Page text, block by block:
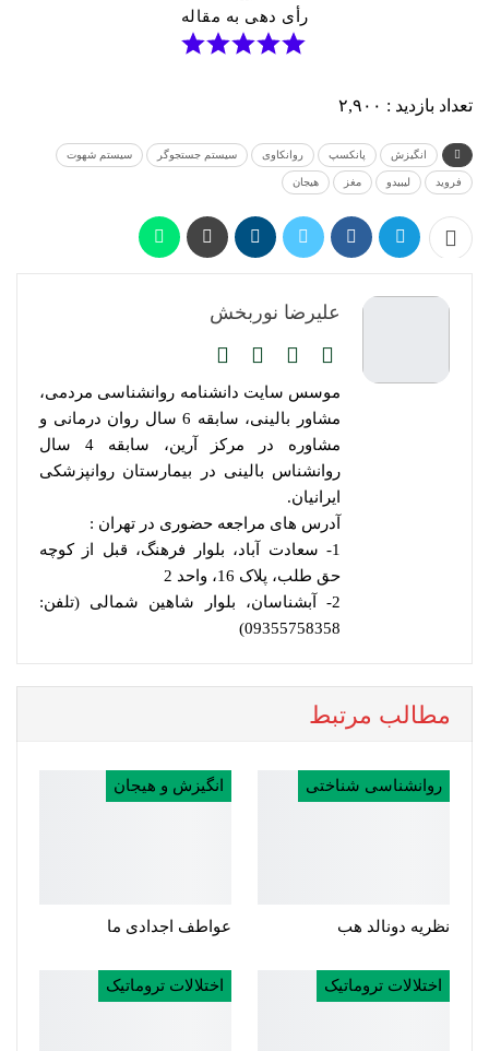
رأی دهی به مقاله
تعداد بازدید : ۲,۹۰۰
انگیزش پانکسپ روانکاوی سیستم جستجوگر سیستم شهوت
فروید لیبیدو مغز هیجان
علیرضا نوربخش
موسس سایت دانشنامه روانشناسی مردمی،
مشاور بالینی، سابقه 6 سال روان درمانی و
مشاوره در مرکز آرین، سابقه 4 سال
روانشناس بالینی در بیمارستان روانپزشکی
ایرانیان.
آدرس های مراجعه حضوری در تهران :
1- سعادت آباد، بلوار فرهنگ، قبل از کوچه
حق طلب، پلاک 16، واحد 2
2- آبشناسان، بلوار شاهین شمالی (تلفن:
09355758358)
مطالب مرتبط
روانشناسی شناختی
نظریه دونالد هب
انگیزش و هیجان
عواطف اجدادی ما
اختلالات تروماتیک اختلالات تروماتیک